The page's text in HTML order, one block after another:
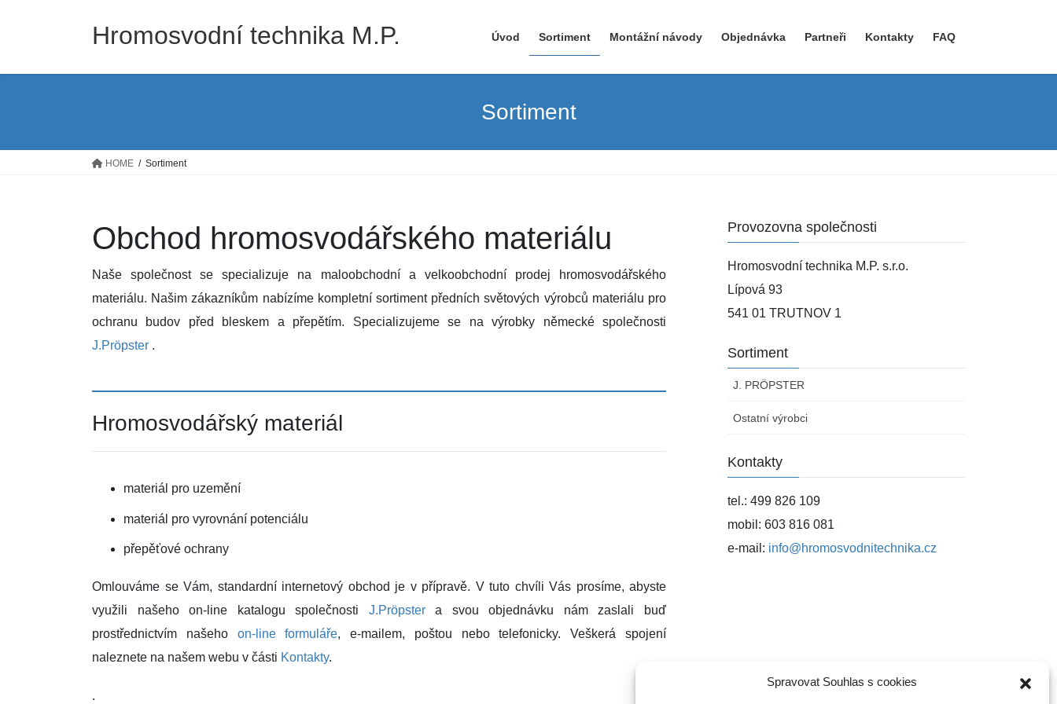
Spravovat Souhlas s cookies
Hromosvodní technika M.P. Úvod Sortiment Montážní návody Objednávka Partneři Kontakty FAQ
Sortiment
HOME Sortiment
Obchod hromosvodářského materiálu
Naše společnost se specializuje na maloobchodní a velkoobchodní prodej hromosvodářského
materiálu. Našim zákazníkům nabízíme kompletní sortiment předních světových výrobců materiálu pro
ochranu budov před bleskem a přepětím. Specializujeme se na výrobky německé společnosti
J.Pröpster .
Hromosvodářský materiál
materiál pro uzemění
materiál pro vyrovnání potenciálu
přepěťové ochrany
Omlouváme se Vám, standardní internetový obchod je v přípravě. V tuto chvíli Vás prosíme, abyste
využili našeho on-line katalogu společnosti J.Pröpstera svou objednávku nám zaslali buď
prostřednictvím našeho on-line formuláře, e-mailem, poštou nebo telefonicky. Veškerá spojení
naleznete na našem webu v části Kontakty.
.
Provozovna společnosti
Hromosvodní technika M.P. s.r.o.
Lípová 93
541 01 TRUTNOV 1
Sortiment
J. PRÖPSTER
Ostatní výrobci
Kontakty
tel.: 499 826 109
mobil: 603 816 081
e-mail: info@hromosvodnitechnika.cz